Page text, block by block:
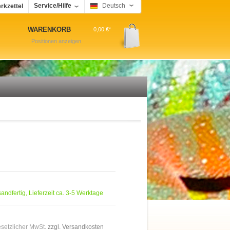
Service/Hilfe Deutsch
WARENKORB
0,00 €*
Positionen anzeigen
Lieferzeit ca. 3-5 Werktage
MwSt. zzgl. Versandkosten